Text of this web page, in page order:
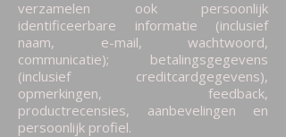
verzamelen ook persoonlijk
identificeerbare informatie (inclusief
naam, e-mail, wachtwoord,
communicatie); betalingsgegevens
(inclusief creditcardgegevens),
opmerkingen, feedback,
productrecensies, aanbevelingen en
persoonlijk profiel.